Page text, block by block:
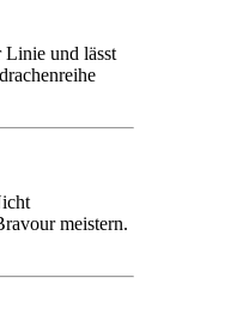
Linie und lässt
meistern.